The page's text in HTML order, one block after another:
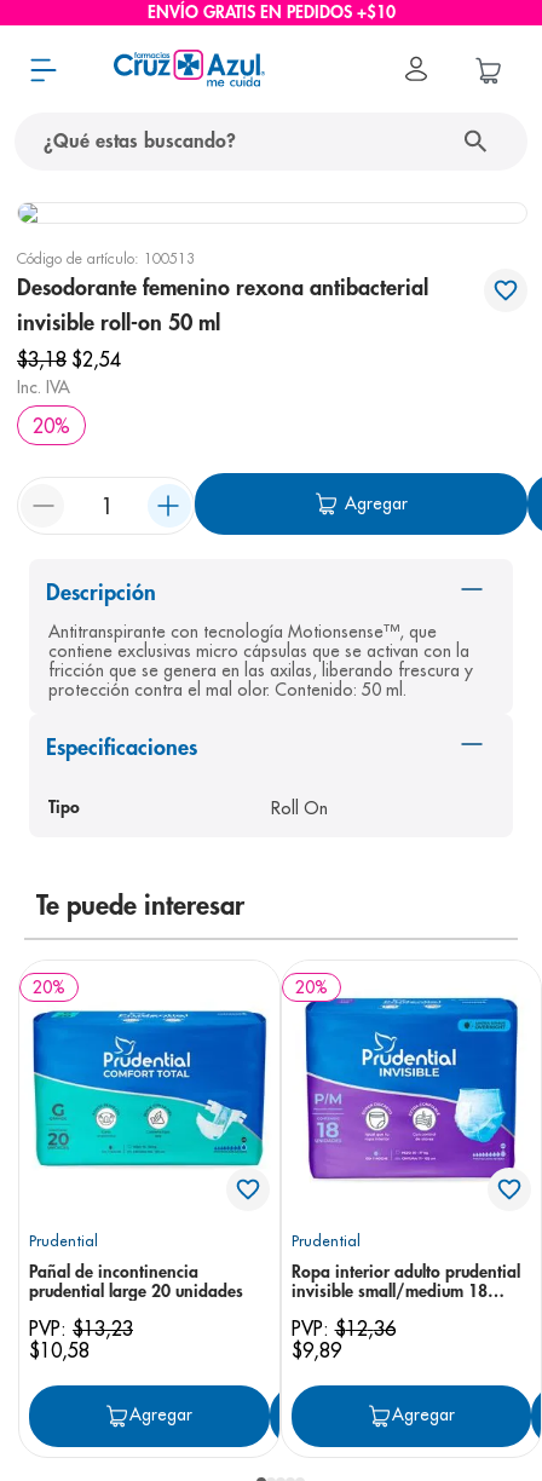
ENVÍO GRATIS EN PEDIDOS +$10
Código de artículo: 100513
Desodorante femenino rexona antibacterial
invisible roll-on 50 ml
$3,18 $2,54
Inc. IVA
20%
Agregar
Descripción
Antitranspirante con tecnología Motionsense™, que
contiene exclusivas micro cápsulas que se activan con la
fricción que se genera en las axilas, liberando frescura y
protección contra el mal olor. Contenido: 50 ml.
Especificaciones
Tipo Roll On
Te puede interesar
20%
Prudential
Pañal de incontinencia
prudential large 20 unidades
PVP: $13,23
$10,58
Agregar Agregar
20%
Prudential
Ropa interior adulto prudential
invisible small/medium 18
PVP:$12,36
$9,89
Agregar
términos más buscados
protector solar
2. pañales
3. eucerin
4 .
5. nivea
6. shampoo
panolini
10. prueba embarazo